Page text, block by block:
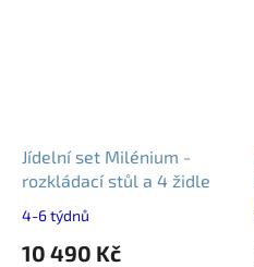
Jídelní set Milénium -
rozkládací stůl a 4 židle
4-6 týdnů
10 490 Kč